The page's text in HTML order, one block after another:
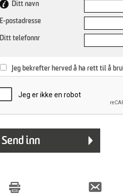
Ditt navn
E-postadresse
Ditt telefonnr
Jeg bekrefter herved å ha rett til å